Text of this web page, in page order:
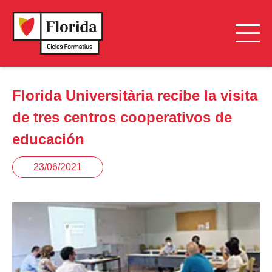
Florida Universitària recibe la visita
de tres centros cooperativos de
educación
23/06/2021